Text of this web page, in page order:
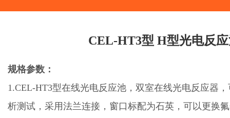
CEL-HT3型 H型光电反
规格参数：
1.CEL-HT3型在线光电反应池，双室在线光电反应器
析测试，采用法兰连接，窗口标配为石英，可以更换